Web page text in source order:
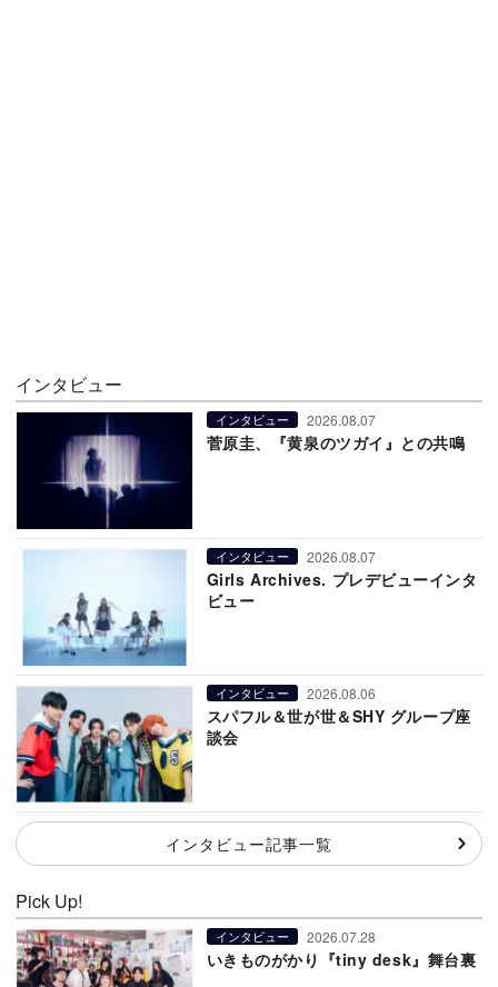
インタビュー
インタビュー 2026.08.07
菅原圭、『黄泉のツガイ』との共鳴
インタビュー 2026.08.07
Girls Archives. プレデビューインタ
ビュー
インタビュー 2026.08.06
スパフル＆世が世＆SHY グループ座
談会
インタビュー記事一覧
Pick Up!
インタビュー 2026.07.28
いきものがかり『tiny desk』舞台裏